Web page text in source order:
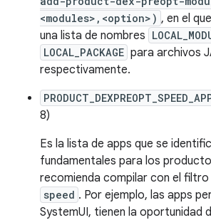
<modules>,<option>) , en el que
una lista de nombres
LOCAL_PACKAGE para archivos
respectivamente.
8)
Es la lista de apps que se
fundamentales para los
recomienda compilar con el
speed . Por ejemplo, las apps
SystemUI, tienen la oportunidad